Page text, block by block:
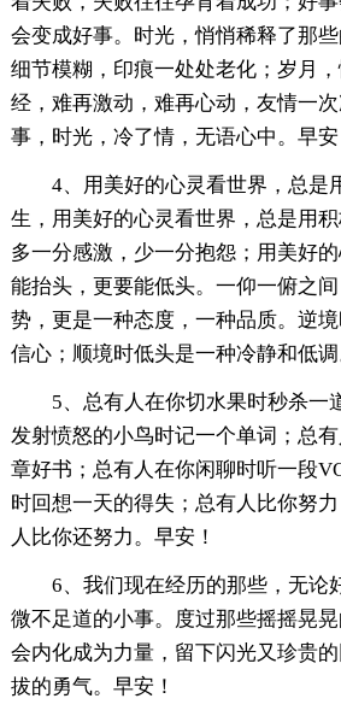
会变成好事。时光，悄悄稀释了那
细节模糊，印痕一处处老化；岁月
经，难再激动，难再心动，友情一
事，时光，冷了情，无语心中。早安
4、用美好的心灵看世界，总是
生，用美好的心灵看世界，总是用
多一分感激，少一分抱怨；用美好
能抬头，更要能低头。一仰一俯之
势，更是一种态度，一种品质。逆
信心；顺境时低头是一种冷静和低调
5、总有人在你切水果时秒杀一
发射愤怒的小鸟时记一个单词；总
章好书；总有人在你闲聊时听一段
时回想一天的得失；总有人比你努
人比你还努力。早安！
6、我们现在经历的那些，无论
微不足道的小事。度过那些摇摇晃
会内化成为力量，留下闪光又珍贵
拔的勇气。早安！